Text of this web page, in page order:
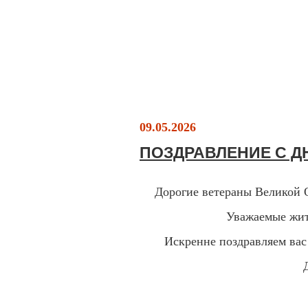
09.05.2026
ПОЗДРАВЛЕНИЕ С
Дорогие ветераны
Уважаемые
Искренне поздравляем